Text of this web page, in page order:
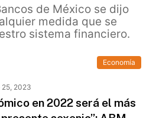
de México se dijo
medida que se
sistema financiero.
Economía
25, 2023
en 2022 será el más